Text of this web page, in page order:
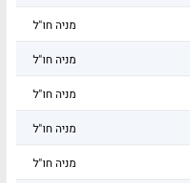
מניה חו"ל
מניה חו"ל
מניה חו"ל
מניה חו"ל
מניה חו"ל